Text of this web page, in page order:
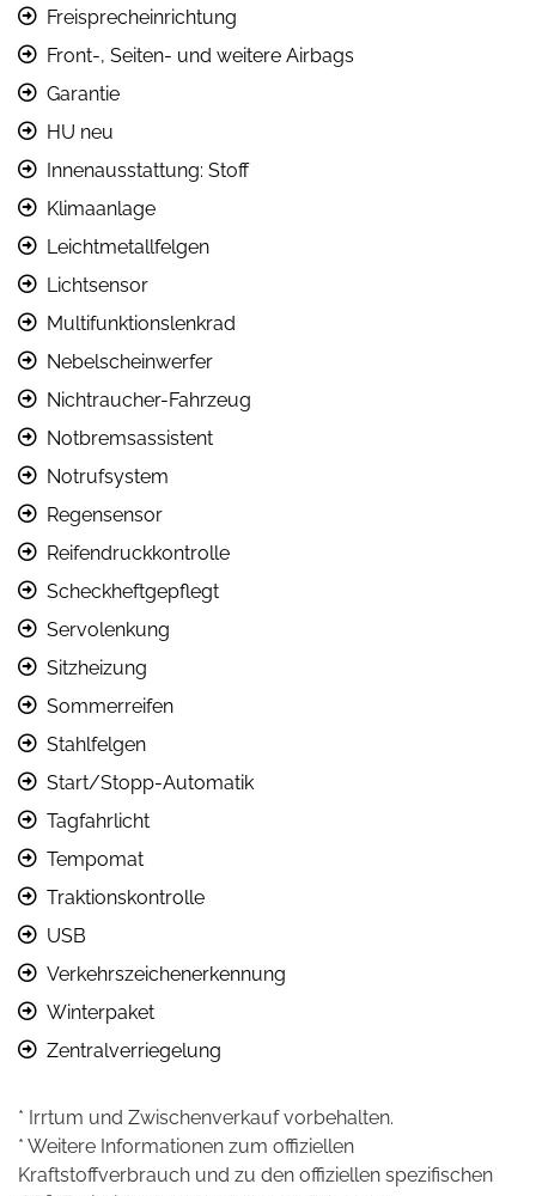
Freisprecheinrichtung
Front-, Seiten- und weitere Airbags
Garantie
HU neu
Innenausstattung: Stoff
Klimaanlage
Leichtmetallfelgen
Lichtsensor
Multifunktionslenkrad
Nebelscheinwerfer
Nichtraucher-Fahrzeug
Notbremsassistent
Notrufsystem
Regensensor
Reifendruckkontrolle
Scheckheftgepflegt
Servolenkung
Sitzheizung
Sommerreifen
Stahlfelgen
Start/Stopp-Automatik
Tagfahrlicht
Tempomat
Traktionskontrolle
USB
Verkehrszeichenerkennung
Winterpaket
Zentralverriegelung
* Irrtum und Zwischenverkauf vorbehalten.
* Weitere Informationen zum offiziellen
Kraftstoffverbrauch und zu den offiziellen spezifischen